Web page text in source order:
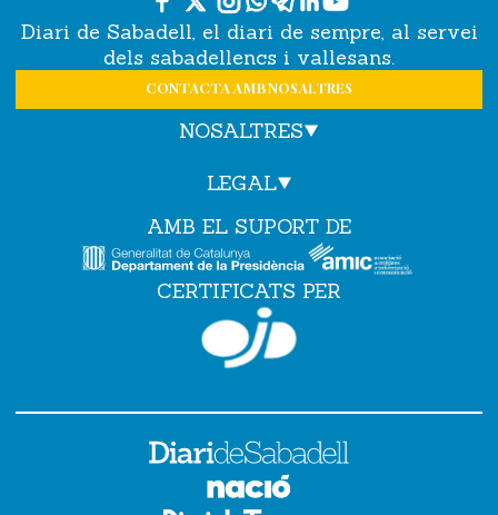
Diari de Sabadell, el diari de sempre, al servei
dels sabadellencs i vallesans.
CONTACTA AMB NOSALTRES
NOSALTRES
LEGAL
AMB EL SUPORT DE
CERTIFICATS PER